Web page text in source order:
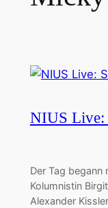
NIUS Live:
Der Tag begann
Kolumnistin
Alexander